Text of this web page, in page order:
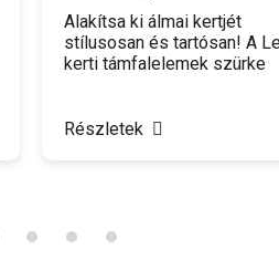
Alakítsa ki álmai kertjét
stílusosan és tartósan! A
kerti támfalelemek szürke
készletről elérhetők az üllői
megtalálja a tökéletes
Részletek